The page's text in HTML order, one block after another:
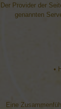
Der Provider der
genannten
•
Eine